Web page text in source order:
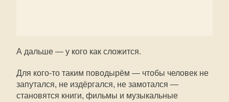
А дальше — у кого как сложится.
Для кого-то таким поводырём — чтобы человек не
запутался, не издёргался, не замотался —
становятся книги, фильмы и музыкальные